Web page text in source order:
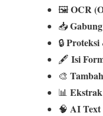
🖼️OCR
📥
🔒
🖋️ Isi
🎨
📊
🧠 AI Text